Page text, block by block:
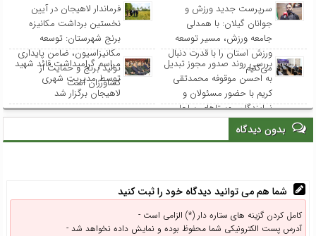
سرپرست جدید ورزش و
جوانان گیلان: با همدلی
جامعه ورزش، مسیر توسعه
ورزش استان را با قدرت دنبال
می‌کنیم
فرماندار لاهیجان در آیین
نخستین برداشت مکانیزه
برنج شهرستان: توسعه
مکانیزاسیون، ضامن پایداری
تولید برنج و حمایت از
کشاورزان است
بررسی روند صدور مجوز تبدیل
به احسن موقوفه محمدتقی
کریم با حضور مسئولان و
نمایندگان روستاهای ساحلی
مراسم گرامیداشت قائد شهید
توسط مدیریت شهری
لاهیجان برگزار شد
بدون دیدگاه
شما هم می توانید دیدگاه خود را ثبت کنید
کامل کردن گزینه های ستاره دار (*) الزامی است -
آدرس پست الکترونیکی شما محفوظ بوده و نمایش داده نخواهد شد -